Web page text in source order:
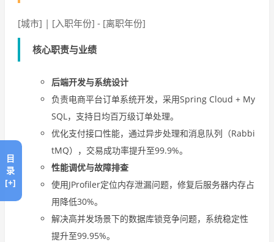
[城市] | [入职年份] - [离职年份]
核心职责与业绩
后端开发与系统设计
负责电商平台订单系统开发，采用Spring Cloud + My
SQL，支持日均百万级订单处理。
优化支付接口性能，通过异步处理和消息队列（Rabbi
tMQ），交易成功率提升至99.9%。
性能调优与故障排查
使用JProfiler定位内存泄漏问题，修复后服务器内存占
用降低30%。
解决高并发场景下的数据库锁竞争问题，系统稳定性
提升至99.95%。
目
录
[+]